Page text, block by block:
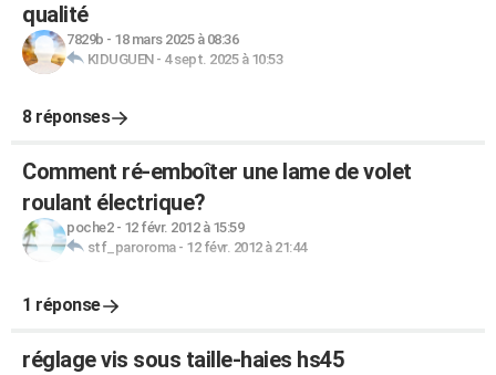
qualité
7829b - 18 mars 2025 à 08:36
KIDUGUEN- 4 sept. 2025 à 10:53
8 réponses
Comment ré-emboîter une lame de volet
roulant électrique?
poche2- 12 févr. 2012 à 15:59
stf_paroroma- 12 févr. 2012 à 21:44
1 réponse
réglage vis sous taille-haies hs45